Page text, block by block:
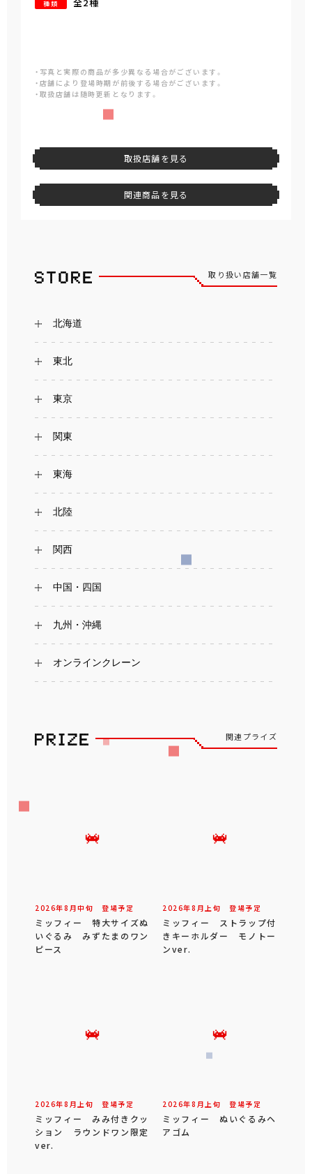
種類
・写真と実際の商品が多少異なる場合がございます。
・店舗により登場時期が前後する場合がございます。
・取扱店舗は随時更新となります。
取扱店舗を見る
関連商品を見る
取り扱い店舗一覧
北海道
東北
東京
関東
東海
北陸
関西
中国・四国
九州・沖縄
オンラインクレーン
関連プライズ
2026年8 月中旬 登場予定
ミッフィー 特大サイズぬ
いぐるみ みずたまのワン
ピース
2026年8 月 上旬 登場予定
ミッフィー ストラップ付
きキーホルダー モノトー
ンver.
2026年8 月 上旬 登場予定
ミッフィー みみ付きクッ
ション ラウンドワン限定
ver.
2026年8 月 上旬 登場予定
ミッフィー ぬいぐるみヘ
アゴム